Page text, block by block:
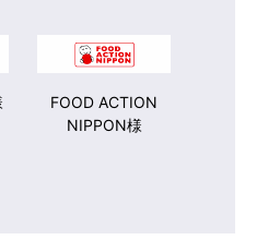
FOOD ACTION
NIPPON様